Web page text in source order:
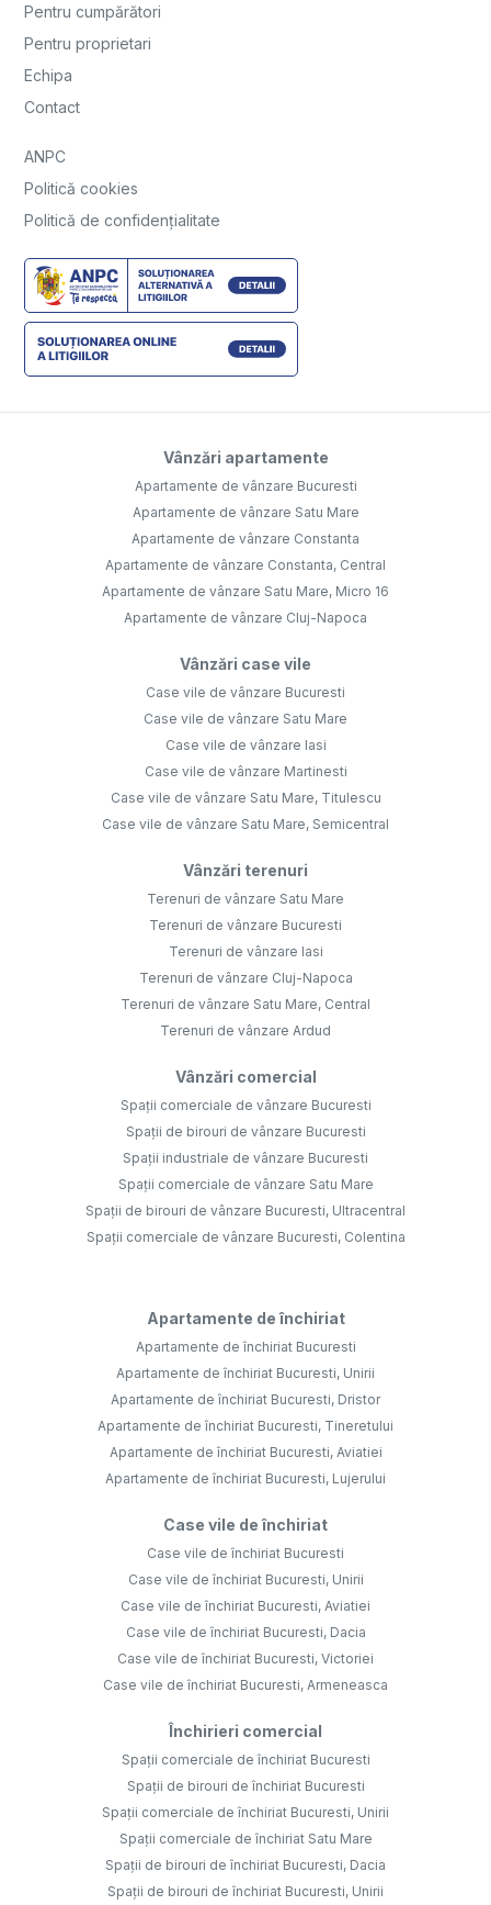
Pentru cumpărători
Pentru proprietari
Echipa
Contact
ANPC
Politică cookies
Politică de confidențialitate
Vânzări apartamente
Apartamente de vânzare Bucuresti
Apartamente de vânzare Satu Mare
Apartamente de vânzare Constanta
Apartamente de vânzare Constanta, Central
Apartamente de vânzare Satu Mare, Micro 16
Apartamente de vânzare Cluj-Napoca
Vânzări case vile
Case vile de vânzare Bucuresti
Case vile de vânzare Satu Mare
Case vile de vânzare Iasi
Case vile de vânzare Martinesti
Case vile de vânzare Satu Mare, Titulescu
Case vile de vânzare Satu Mare, Semicentral
Vânzări terenuri
Terenuri de vânzare Satu Mare
Terenuri de vânzare Bucuresti
Terenuri de vânzare Iasi
Terenuri de vânzare Cluj-Napoca
Terenuri de vânzare Satu Mare, Central
Terenuri de vânzare Ardud
Vânzări comercial
Spații comerciale de vânzare Bucuresti
Spații de birouri de vânzare Bucuresti
Spații industriale de vânzare Bucuresti
Spații comerciale de vânzare Satu Mare
Spații de birouri de vânzare Bucuresti, Ultracentral
Spații comerciale de vânzare Bucuresti, Colentina
Apartamente de închiriat
Apartamente de închiriat Bucuresti
Apartamente de închiriat Bucuresti, Unirii
Apartamente de închiriat Bucuresti, Dristor
Apartamente de închiriat Bucuresti, Tineretului
Apartamente de închiriat Bucuresti, Aviatiei
Apartamente de închiriat Bucuresti, Lujerului
Case vile de închiriat
Case vile de închiriat Bucuresti
Case vile de închiriat Bucuresti, Unirii
Case vile de închiriat Bucuresti, Aviatiei
Case vile de închiriat Bucuresti, Dacia
Case vile de închiriat Bucuresti, Victoriei
Case vile de închiriat Bucuresti, Armeneasca
Închirieri comercial
Spații comerciale de închiriat Bucuresti
Spații de birouri de închiriat Bucuresti
Spații comerciale de închiriat Bucuresti, Unirii
Spații comerciale de închiriat Satu Mare
Spații de birouri de închiriat Bucuresti, Dacia
Spații de birouri de închiriat Bucuresti, Unirii